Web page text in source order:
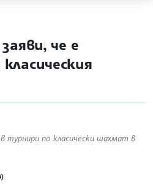
че е
турнири по класически шахмат в